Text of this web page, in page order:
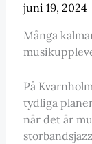
juni 19, 2024
Många
På
tydliga
när det är